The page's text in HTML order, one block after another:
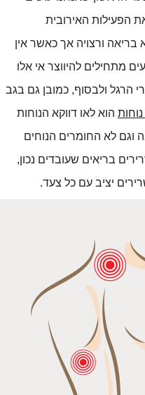
נוחות
יציב עם כל צעד.